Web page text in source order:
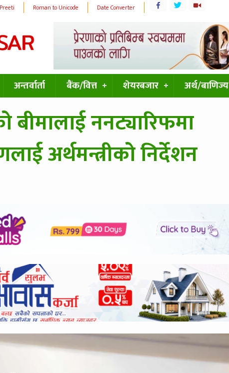
Roman to Unicode Date Converter
अन्तर्वार्ता बैंक/वित्त शेयरबजार अर्थ/बाणिज्य
ननट्यारिफमा
अर्थमन्त्रीको निर्देशन